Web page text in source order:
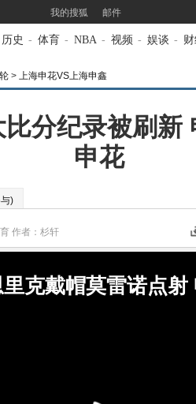
我的搜狐 邮件
历史 - 体育 - NBA - 视频 - 娱谈 -
> 上海申花VS上海申鑫
分纪录被刷新
申花
)
作者：杉轩
克戴帽莫雷诺点射